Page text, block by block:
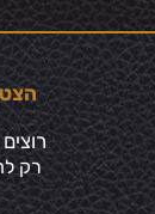
הצטרפו
רוצים
רק